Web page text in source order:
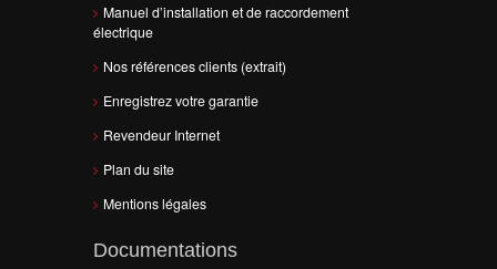
Manuel d’installation et de raccordement
électrique
Nos références clients (extrait)
Enregistrez votre garantie
Revendeur Internet
Plan du site
Mentions légales
Documentations